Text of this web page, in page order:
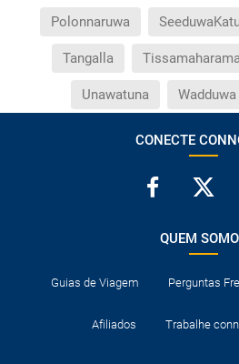
Polonnaruwa
Tangalla
Unawatuna Wadduwa
CONECTE
QUEM
Guias de Viagem Perguntas
Afiliados Trabalhe